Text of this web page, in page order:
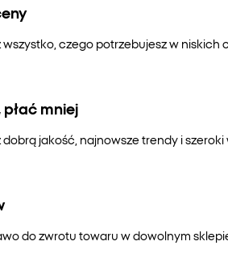
czego potrzebujesz w niskich
mniej
jakość, najnowsze trendy i szeroki
do zwrotu towaru w dowolnym